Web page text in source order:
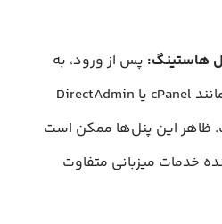
پس از ورود، به
کنترل پنل هاست خود مانند cPanel یا DirectAdmin
این پنل‌ها ممکن است
خدمات میزبانی متفاوت